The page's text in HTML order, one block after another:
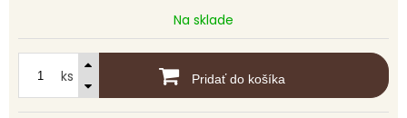
Na sklade
ks Pridať do košíka